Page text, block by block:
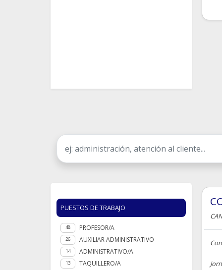
PUESTOS DE TRABAJO
48 PROFESOR/A
26 AUXILIAR ADMINISTRATIVO
14 ADMINISTRATIVO/A
13 TAQUILLERO/A